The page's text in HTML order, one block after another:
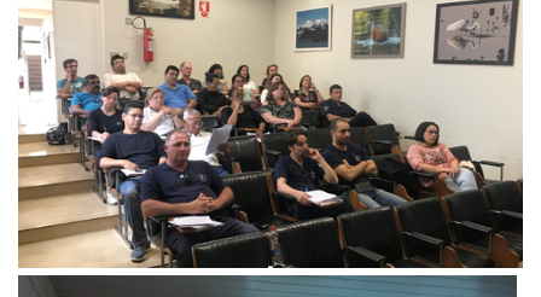
Qualidade e Produtividade
Acessibilidade
Terceira Idade
Pequeno Cidadão
Campus Universitário
Ensino e Pesquisa